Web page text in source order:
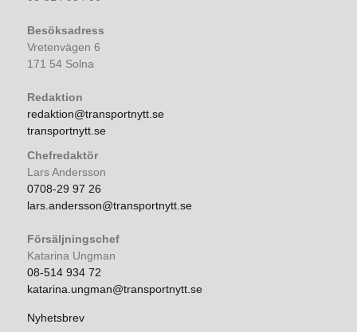
Besöksadress
Vretenvägen 6
171 54 Solna
Redaktion
redaktion@transportnytt.se
transportnytt.se
Chefredaktör
Lars Andersson
0708-29 97 26
lars.andersson@transportnytt.se
Försäljningschef
Katarina Ungman
08-514 934 72
katarina.ungman@transportnytt.se
Nyhetsbrev